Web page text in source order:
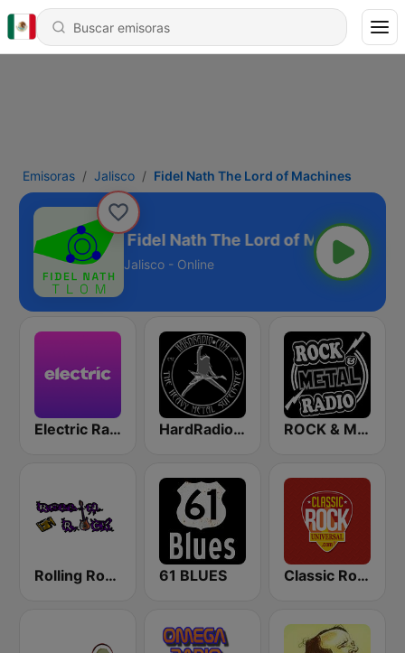
Emisoras Jalisco Fidel Nath The Lord of Machines
Fidel Nath The Lord of Machines
Jalisco - Online
Electric Radio HardRadio.com ROCK & METAL
Rolling Rock FM 61 BLUES Classic Rock Universal